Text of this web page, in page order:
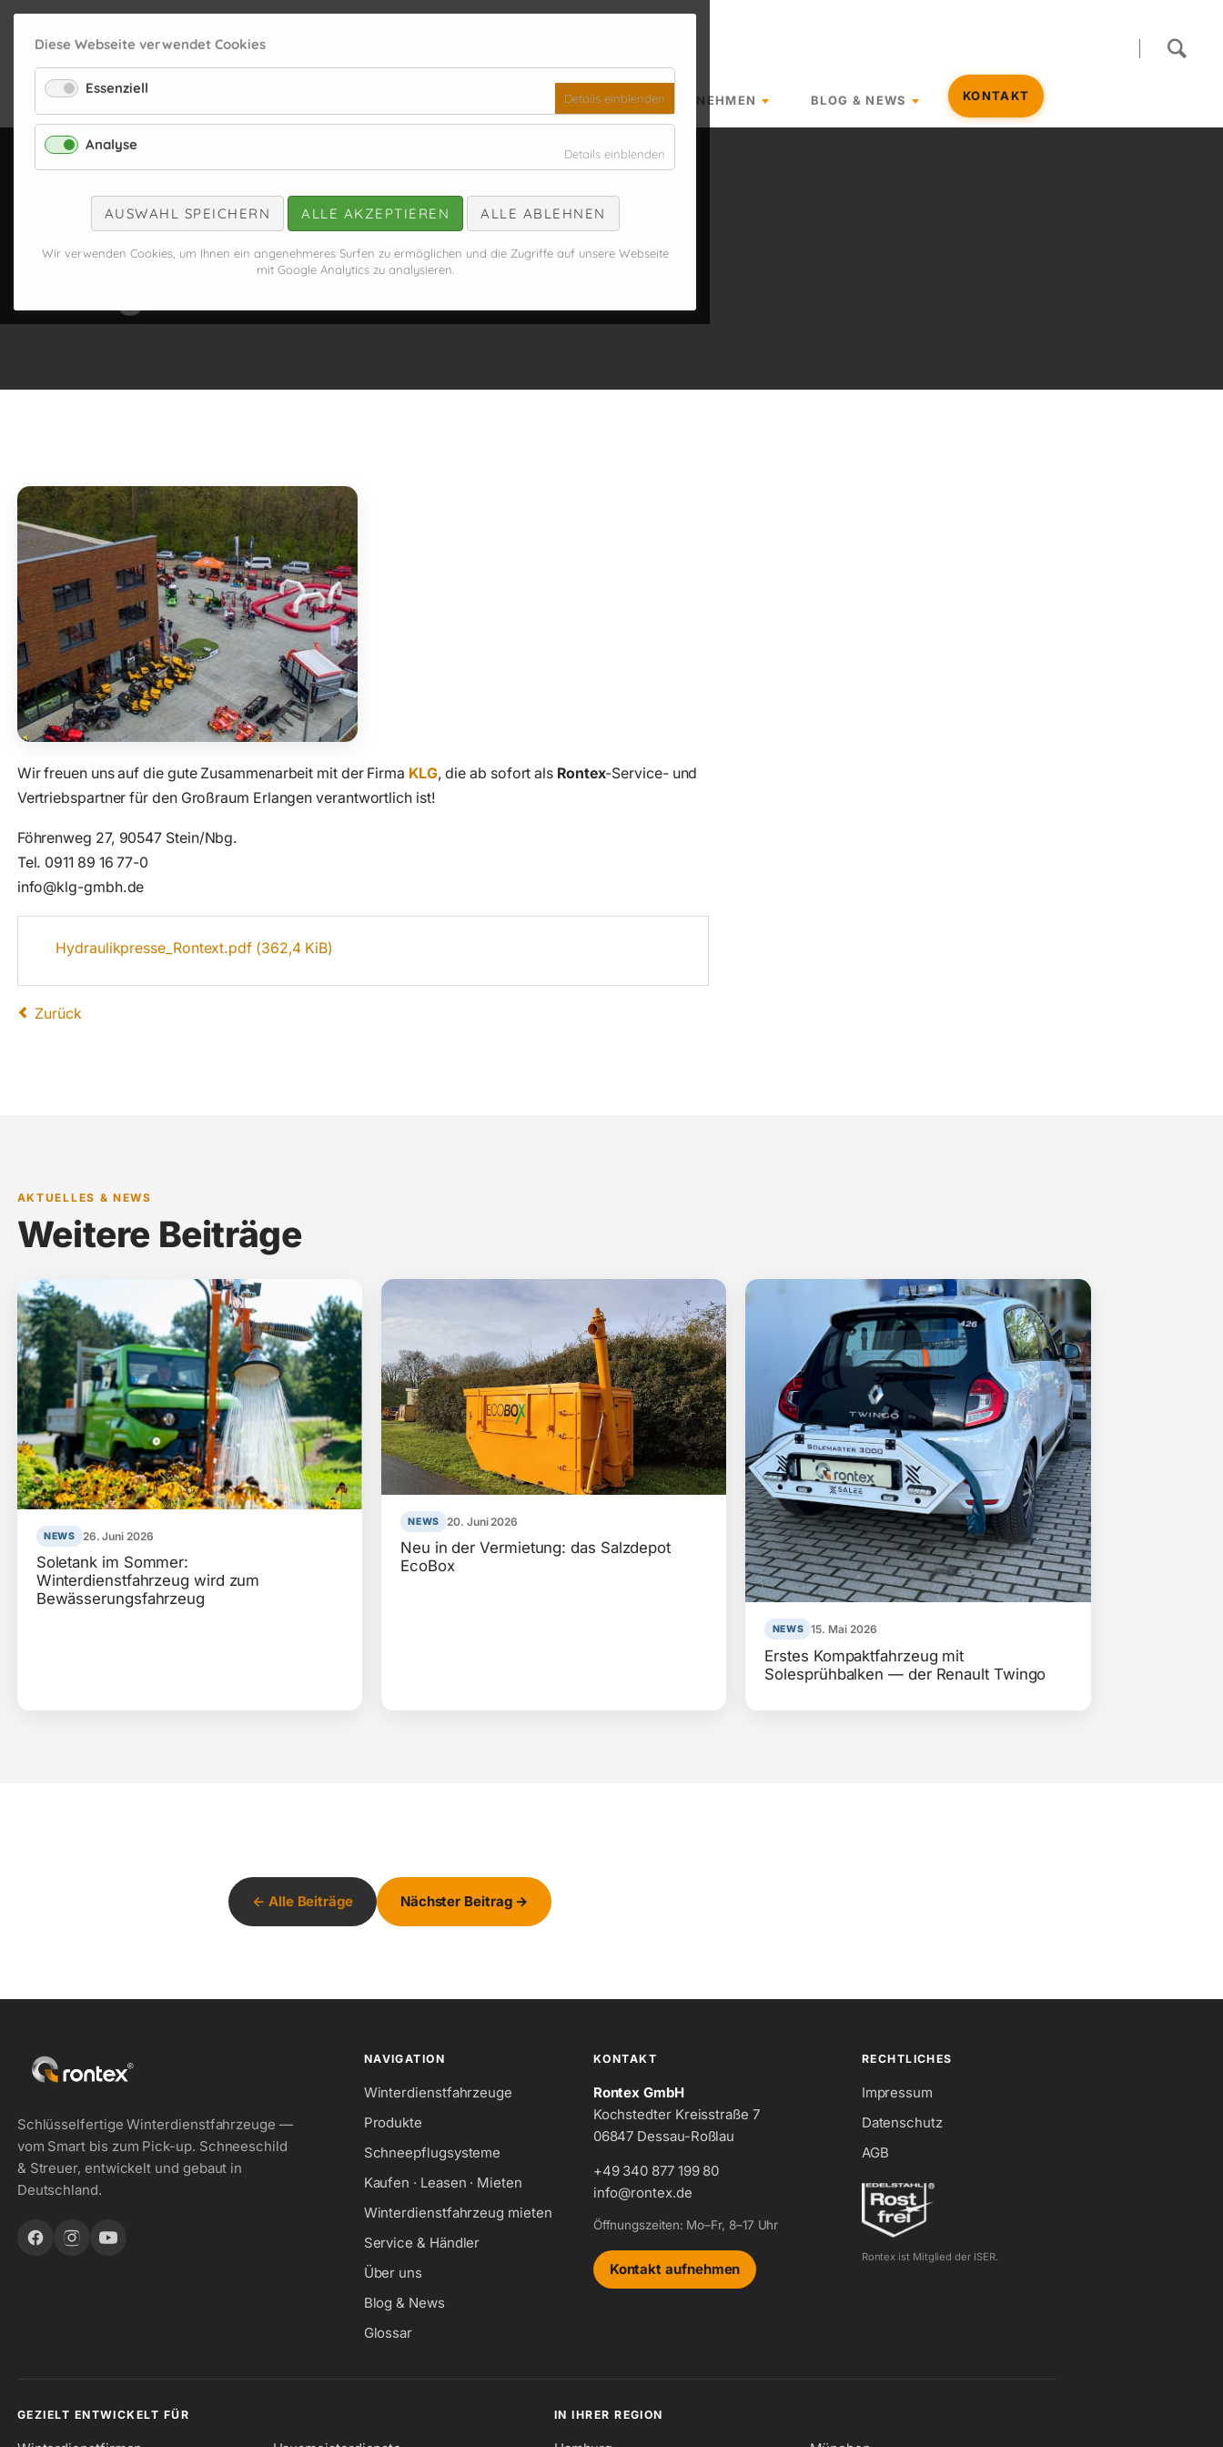
Diese Webseite verwendet Cookies
Essenziell
Details einblenden
Essenziell
Analyse
Details einblenden
Analyse
AUSWAHL SPEICHERN ALLE AKZEPTIEREN ALLE ABLEHNEN
Wir verwenden Cookies, um Ihnen ein angenehmeres Surfen zu ermöglichen und die Zugriffe auf unsere Webseite
mit Google Analytics zu analysieren.
Navigation
überspringen
PRODUKTE KAUFEN, LEASEN, MIETEN UNTERNEHMEN BLOG & NEWS KONTAKT
Blog & News· Aktuelles & News
KLG: Rontex-Partner für Region
Wir freuen uns auf die gute Zusammenarbeit mit der Firma KLG, die ab sofort als Rontex-Service- und
Vertriebspartner für den Großraum Erlangen verantwortlich ist!
Föhrenweg 27, 90547 Stein/Nbg.
Tel. 0911 89 16 77-0
info@klg-gmbh.de
Hydraulikpresse_Rontext.pdf (362,4 KiB)
Zurück
AKTUELLES & NEWS
Weitere Beiträge
NEWS 26. Juni 2026
Soletank im Sommer:
Winterdienstfahrzeug wird zum
Bewässerungsfahrzeug
NEWS 20. Juni 2026
Neu in der Vermietung: das Salzdepot
EcoBox
NEWS 15. Mai 2026
Erstes Kompaktfahrzeug mit
Solesprühbalken — der Renault Twingo
← Alle Beiträge Nächster Beitrag →
Schlüsselfertige Winterdienstfahrzeuge —
vom Smart bis zum Pick-up. Schneeschild
& Streuer, entwickelt und gebaut in
Deutschland.
NAVIGATION
Winterdienstfahrzeuge
Produkte
Schneepflugsysteme
Kaufen · Leasen · Mieten
Winterdienstfahrzeug mieten
Service & Händler
Über uns
Blog & News
Glossar
KONTAKT
Rontex GmbH
Kochstedter Kreisstraße 7
06847 Dessau-Roßlau
+49 340 877 199 80
info@rontex.de
Öffnungszeiten: Mo–Fr, 8–17 Uhr
Kontakt aufnehmen
RECHTLICHES
Impressum
Datenschutz
AGB
Rontex ist Mitglied der ISER.
GEZIELT ENTWICKELT FÜR IN IHRER REGION